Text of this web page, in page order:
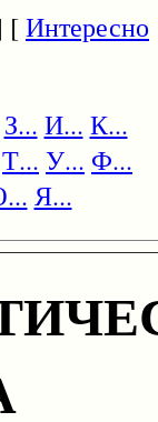
[Интересно
З... И... К...
Т... У... Ф...
Я...